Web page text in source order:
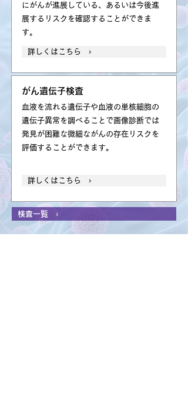
にがんが進展している、あるいは今後進
展するリスクを確認することができま
す。
詳しくはこちら ›
がん遺伝子検査
血液を流れる遺伝子や血液の単核細胞の
遺伝子異常を調べることで画像診断では
発見が困難な微細ながんの存在リスクを
評価することができます。
詳しくはこちら ›
検査一覧 ›